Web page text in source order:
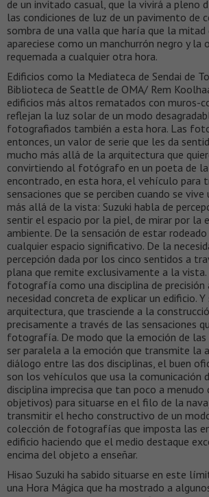
de un invitado casual, que la vivirá a pleno
las condiciones de luz de un pavimento de
sombra de una valla que haría que la
apareciese como un manchurrón negro y la
requemada a cualquier otra hora.
Edificios como la Mediateca de Sendai de
Biblioteca de Seattle de OMA/ Rem
edificios más altos rematados con muros-
reflejan la luz solar de un modo
fotografiados también a esta hora. Las
entonces, un valor de serie que les da
mucho más allá de la arquitectura que
convirtiendo al fotógrafo en un poeta de
encontrado, en esta hora, el vehículo para
sensaciones que se perciben cuando se
más allá de la vista: Suzuki habla de
sentir el espacio por la piel, de mirar por la
ambiente. De la sensación de estar
cualquier espacio significativo. De la
percepción dada por los cinco sentidos a
plana que remite exclusivamente a la
fotografía como una disciplina de precisión
necesidad concreta de explicar un edificio. Y
arquitectura, que trasciende a la
precisamente a través de las sensaciones
fotografía. De modo que la emoción de
ser paralela a la emoción que transmite la
diálogo entre las dos disciplinas, el buen
son los vehículos que usa la comunicación
disciplina imprecisa que tan poco a menudo
objetivos) para situarse en el filo de la
transmitir el hecho constructivo de un
colección de fotografías que imposta las
edificio haciendo que el medio destaque
encima del objeto a enseñar.
Hisao Suzuki ha sabido situarse en este
una Hora Mágica que ha mostrado a